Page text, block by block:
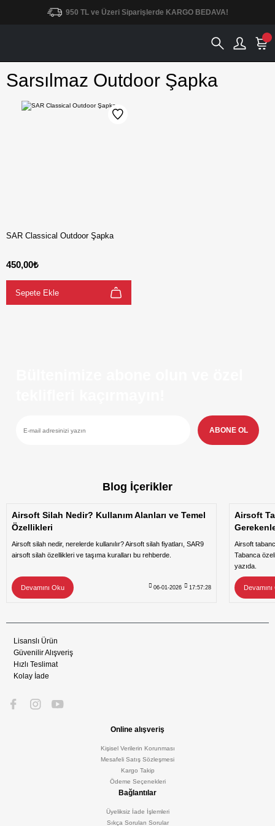
950 TL ve Üzeri Siparişlerde KARGO BEDAVA!
Sarsılmaz Outdoor Şapka
SAR Classical Outdoor Şapka
450,00₺
Sepete Ekle
ABONE OL
Blog İçerikler
Airsoft Silah Nedir? Kullanım Alanları ve Temel
Özellikleri
Airsoft silah nedir, nerelerde kullanılır? Airsoft silah fiyatları, SAR9
airsoft silah özellikleri ve taşıma kuralları bu rehberde.
Devamını Oku 06-01-2026 17:57:28
Airsoft
Airsoft
Tabanca
yazıda.
Lisanslı Ürün
Güvenilir Alışveriş
Hızlı Teslimat
Kolay İade
Online alışveriş
Kişisel Verilerin Korunması
Mesafeli Satış Sözleşmesi
Kargo Takip
Ödeme Seçenekleri
Bağlantılar
Üyeliksiz İade İşlemleri
Sıkça Sorulan Sorular